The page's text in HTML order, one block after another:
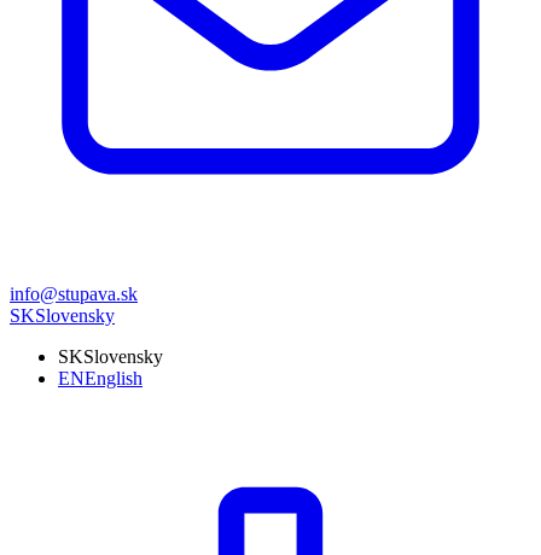
info@stupava.sk
SKSlovensky
SKSlovensky
ENEnglish